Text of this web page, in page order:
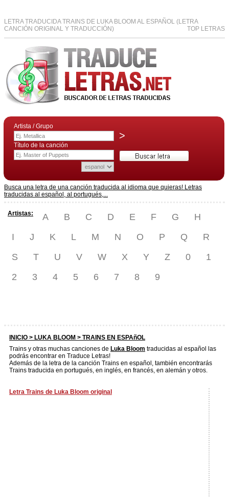
LETRA TRADUCIDA TRAINS DE LUKA BLOOM AL ESPAÑOL (LETRA
CANCIÓN ORIGINAL Y TRADUCCIÓN)
TOP LETRAS
Artista / Grupo
>
Título de la canción
Busca una letra de una canción traducida al idioma que quieras! Letras
traducidas al español, al portugués,...
Artistas: A B C D E F G
H
I
J K L M N O P Q
R
S
T U V W X Y Z 0
1
2
3 4 5 6 7 8 9
INICIO > LUKA BLOOM > TRAINS EN ESPAñOL
Trains y otras muchas canciones de Luka Bloom traducidas al español las
podrás encontrar en Traduce Letras!
Además de la letra de la canción Trains en español, también encontrarás
Trains traducida en portugués, en inglés, en francés, en alemán y otros.
Letra Trains de Luka Bloom original